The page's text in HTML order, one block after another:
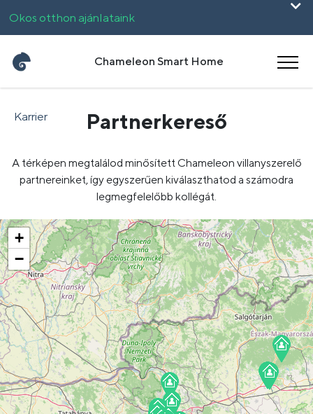
Okos otthon ajánlataink
Vállalkozásoknak
UpHome
Karrier
Chameleon Smart Home
Partnerkereső
A térképen megtalálod minősített Chameleon villanyszerelő
partnereinket, így egyszerűen kiválaszthatod a számodra
legmegfelelőbb kollégát.
+
−